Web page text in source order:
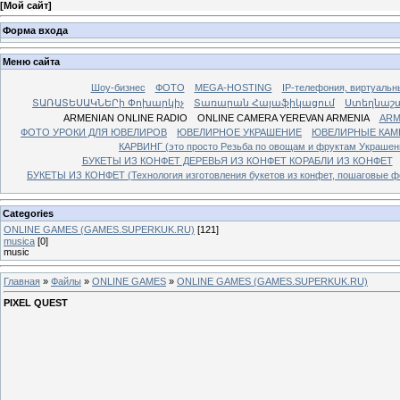
[Мой сайт]
Форма входа
Меню сайта
Шоу-бизнес ФОТО MEGA-HOSTING
IP-телефония,
ՏԱՌԱՏԵՍԱԿՆԵՐի Փոխարկիչ
Տառարան Հայաֆիկացում
ARMENIAN ONLINE RADIO
ONLINE CAMERA YEREVAN ARMENIA
ФОТО УРОКИ ДЛЯ ЮВЕЛИРОВ
ЮВЕЛИРНОЕ УКРАШЕНИЕ
ЮВЕЛИРНЫЕ
КАРВИНГ (это просто Резьба по овощам и фруктам
БУКЕТЫ ИЗ КОНФЕТ ДЕРЕВЬЯ ИЗ КОНФЕТ КОРАБЛИ ИЗ КОНФЕТ
БУКЕТЫ ИЗ КОНФЕТ (Технология изготовления букетов из конфет, пошаговые
Categories
ONLINE GAMES (GAMES.SUPERKUK.RU) [121]
musica [0]
music
Главная » Файлы » ONLINE GAMES » ONLINE GAMES (GAMES.SUPERKUK.RU)
PIXEL QUEST